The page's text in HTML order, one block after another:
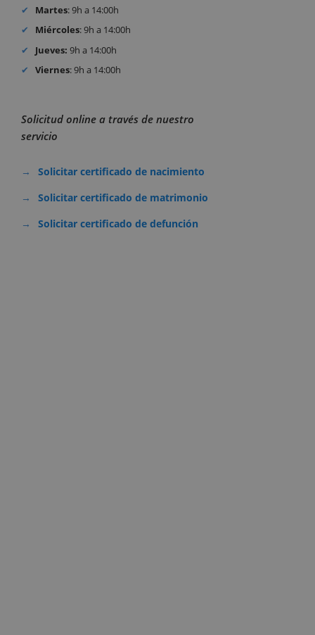
Martes: 9h a 14:00h
Miércoles: 9h a 14:00h
Jueves: 9h a 14:00h
Viernes: 9h a 14:00h
Solicitud online a través de nuestro
servicio
Solicitar certificado de nacimiento
Solicitar certificado de matrimonio
Solicitar certificado de defunción